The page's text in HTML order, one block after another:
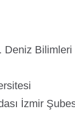
Deniz
İzmir